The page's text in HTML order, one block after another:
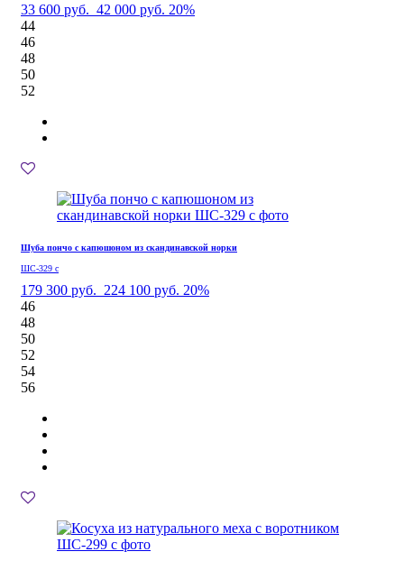
33 600 руб. 42 000 руб. 20%
44
46
48
50
52
Шуба пончо с капюшоном из скандинавской норки
ШС-329 с
179 300 руб. 224 100 руб. 20%
46
48
50
52
54
56